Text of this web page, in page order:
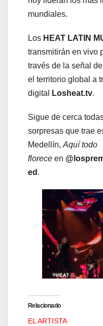
mundiales.
Los HEAT LATIN
transmitirán en vivo
través de la señal
el territorio global a
digital
Losheat.tv.
Sigue de cerca
sorpresas que trae
Medellín, Aquí todo
florece en
ed .
Relacionado
EL ARTISTA